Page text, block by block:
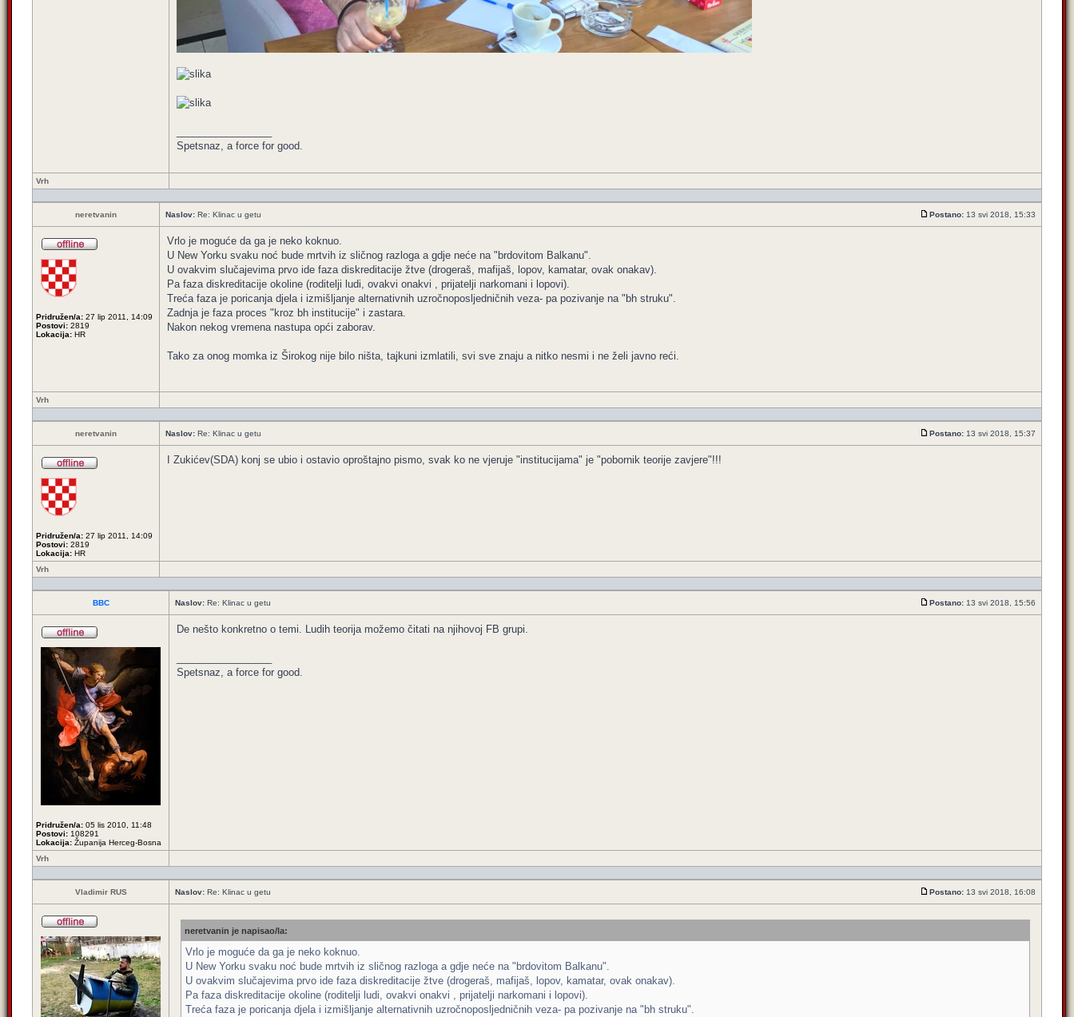
Spetsnaz, a force for good.
Vrh
neretvanin Naslov: Re: Klinac u getu Postano: 13 svi 2018, 15:33
Pridružen/a: 27 lip 2011, 14:09
Postovi: 2819
Lokacija: HR
Vrlo je moguće da ga je neko koknuo.
U New Yorku svaku noć bude mrtvih iz sličnog razloga a gdje neće na "brdovitom Balkanu".
U ovakvim slučajevima prvo ide faza diskreditacije žtve (drogeraš, mafijaš, lopov, kamatar, ovak onakav).
Pa faza diskreditacije okoline (roditelji ludi, ovakvi onakvi , prijatelji narkomani i lopovi).
Treća faza je poricanja djela i izmišljanje alternativnih uzročnoposljedničnih veza- pa pozivanje na "bh struku".
Zadnja je faza proces "kroz bh institucije" i zastara.
Nakon nekog vremena nastupa opći zaborav.
Tako za onog momka iz Širokog nije bilo ništa, tajkuni izmlatili, svi sve znaju a nitko nesmi i ne želi javno reći.
Vrh
neretvanin Naslov: Re: Klinac u getu Postano: 13 svi 2018, 15:37
Pridružen/a: 27 lip 2011, 14:09
Postovi: 2819
Lokacija: HR
I Zukićev(SDA) konj se ubio i ostavio oproštajno pismo, svak ko ne vjeruje "institucijama" je "pobornik teorije zavjere"!!!
Vrh
BBC Naslov: Re: Klinac u getu Postano: 13 svi 2018, 15:56
Pridružen/a: 05 lis 2010, 11:48
Postovi: 108291
Lokacija: Županija Herceg-Bosna
De nešto konkretno o temi. Ludih teorija možemo čitati na njihovoj FB grupi.
Spetsnaz, a force for good.
Vrh
Vladimir RUS Naslov: Re: Klinac u getu Postano: 13 svi 2018, 16:08
neretvanin je napisao/la:
Vrlo je moguće da ga je neko koknuo.
U New Yorku svaku noć bude mrtvih iz sličnog razloga a gdje neće na "brdovitom Balkanu".
U ovakvim slučajevima prvo ide faza diskreditacije žtve (drogeraš, mafijaš, lopov, kamatar, ovak onakav).
Pa faza diskreditacije okoline (roditelji ludi, ovakvi onakvi , prijatelji narkomani i lopovi).
Treća faza je poricanja djela i izmišljanje alternativnih uzročnoposljedničnih veza- pa pozivanje na "bh struku".